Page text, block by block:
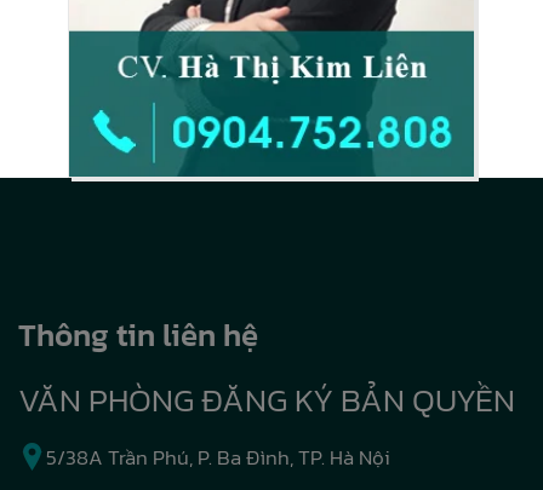
Thông tin liên hệ
VĂN PHÒNG ĐĂNG KÝ BẢN QUYỀN
5/38A Trần Phú, P. Ba Đình, TP. Hà Nội